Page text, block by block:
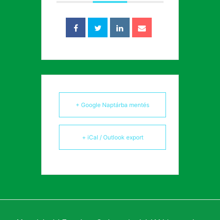
+ Google Naptárba mentés
+ iCal / Outlook export